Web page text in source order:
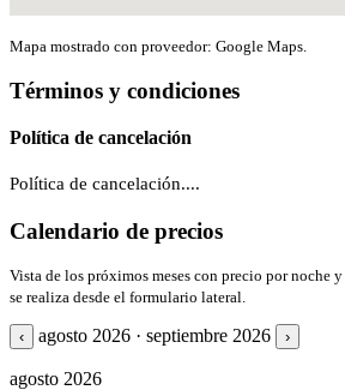
Mapa mostrado con proveedor: Google Maps.
Términos y condiciones
Política de cancelación
Política de cancelación....
Calendario de precios
Vista de los próximos meses con precio por noche
se realiza desde el formulario lateral.
‹ agosto 2026 · septiembre 2026 ›
agosto 2026